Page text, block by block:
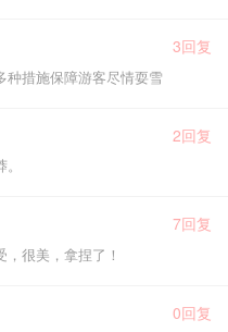
3回复
种措施保障游客尽情耍雪
2回复
7回复
很美，拿捏了！
0回复